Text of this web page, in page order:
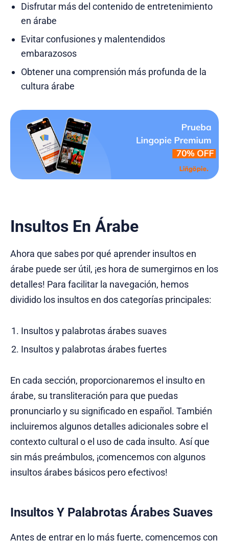
Disfrutar más del contenido de entretenimiento
en árabe
Evitar confusiones y malentendidos
embarazosos
Obtener una comprensión más profunda de la
cultura árabe
Insultos En Árabe
Ahora que sabes por qué aprender insultos en
árabe puede ser útil, ¡es hora de sumergirnos en los
detalles! Para facilitar la navegación, hemos
dividido los insultos en dos categorías principales:
Insultos y palabrotas árabes suaves
Insultos y palabrotas árabes fuertes
En cada sección, proporcionaremos el insulto en
árabe, su transliteración para que puedas
pronunciarlo y su significado en español. También
incluiremos algunos detalles adicionales sobre el
contexto cultural o el uso de cada insulto. Así que
sin más preámbulos, ¡comencemos con algunos
insultos árabes básicos pero efectivos!
Insultos Y Palabrotas Árabes Suaves
Antes de entrar en lo más fuerte, comencemos con